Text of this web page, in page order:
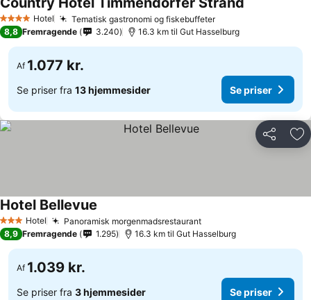
4 StjernerHotel Tematisk gastronomi og fiskebuffeterSe priser
8,8 Fremragende 3.240 16.3 km til Gut Hasselburg
Af 1.077 kr.
Se priser fra 13 hjemmesider Se priser
Del
3 StjernerHotel Panoramisk morgenmadsrestaurantSe priser
Hotel Bellevue
8,9 Fremragende 1.295 16.3 km til Gut Hasselburg
Af 1.039 kr.
Se priser fra 3 hjemmesider Se priser